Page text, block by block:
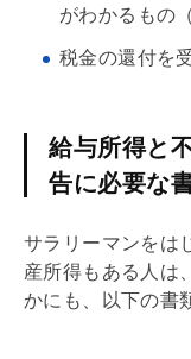
がわかるもの
税金の還付を
給与所得と
告に必要な
サラリーマンをは
産所得もある人は
かにも、以下の書